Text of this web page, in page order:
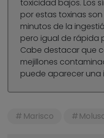
toxicidad bajos. Los
por estas toxinas
minutos de la
pero igual de rápida
Cabe destacar que
mejillones
puede aparecer una
Marisco